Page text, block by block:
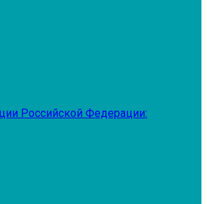
Российской Федерации: